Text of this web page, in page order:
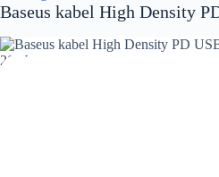
Baseus kabel High Density